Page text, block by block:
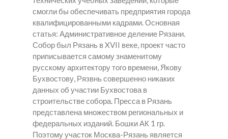
смогли бы обеспечивать предприятия города
квалифицированными кадрами. Основная
статья: Административное деление Рязани.
Собор был Рязань в XVII веке, проект часто
приписывается самому знаменитому
русскому архитектору того времени, Якову
Бухвостову, Рязвнь совершенно никаких
данных об участии Бухвостова в
строительстве собора. Пресса в Рязань
представлена множеством региональных и
федеральных изданий. Бошки АК 1 гр.
Поэтому участок Москва-Рязань является